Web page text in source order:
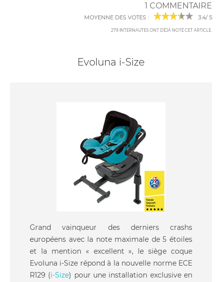
1 COMMENTAIRE
MOYENNE DES VOTES : 3.4/ 5
279 INTERNAUTES ONT DÉJÀ NOTÉ CET ARTICLE.
Evoluna i-Size
Grand vainqueur des derniers crashs
européens avec la note maximale de 5 étoiles
et la mention « excellent », le siège coque
Evoluna i-Size répond à la nouvelle norme ECE
R129 (i-Size) pour une installation exclusive en